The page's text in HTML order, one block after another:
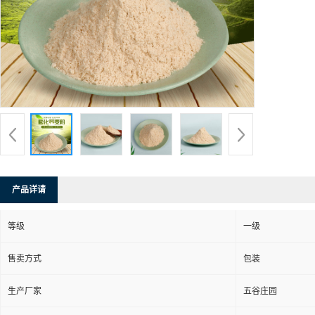
产品详请
等级 一级
售卖方式 包装
生产厂家 五谷庄园